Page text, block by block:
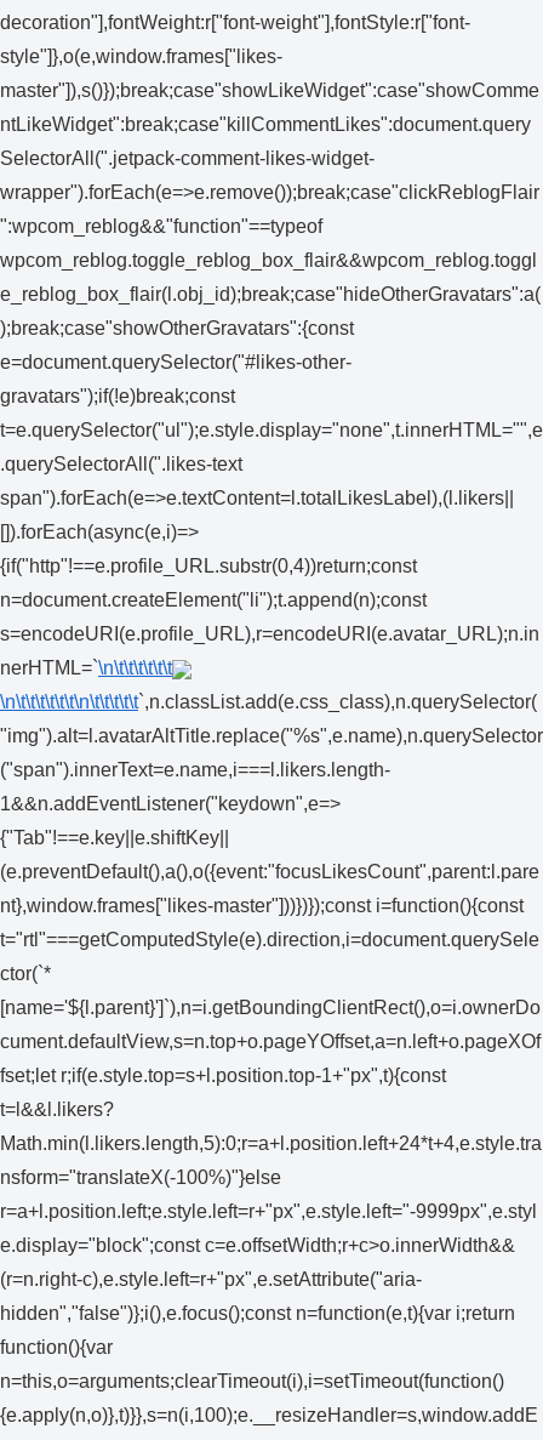
decoration"],fontWeight:r["font-weight"],fontStyle:r["font-
style"]},o(e,window.frames["likes-
master"]),s()});break;case"showLikeWidget":case"showComme
ntLikeWidget":break;case"killCommentLikes":document.query
SelectorAll(".jetpack-comment-likes-widget-
wrapper").forEach(e=>e.remove());break;case"clickReblogFlair
":wpcom_reblog&&"function"==typeof
wpcom_reblog.toggle_reblog_box_flair&&wpcom_reblog.toggl
e_reblog_box_flair(l.obj_id);break;case"hideOtherGravatars":a(
);break;case"showOtherGravatars":{const
e=document.querySelector("#likes-other-
gravatars");if(!e)break;const
t=e.querySelector("ul");e.style.display="none",t.innerHTML="",e
.querySelectorAll(".likes-text
span").forEach(e=>e.textContent=l.totalLikesLabel),(l.likers||
[]).forEach(async(e,i)=>
{if("http"!==e.profile_URL.substr(0,4))return;const
n=document.createElement("li");t.append(n);const
s=encodeURI(e.profile_URL),r=encodeURI(e.avatar_URL);n.in
nerHTML=`\n\t\t\t\t\t\t
\n\t\t\t\t\t\t\n\t\t\t\t\t`,n.classList.add(e.css_class),n.querySelector(
"img").alt=l.avatarAltTitle.replace("%s",e.name),n.querySelector
("span").innerText=e.name,i===l.likers.length-
1&&n.addEventListener("keydown",e=>
{"Tab"!==e.key||e.shiftKey||
(e.preventDefault(),a(),o({event:"focusLikesCount",parent:l.pare
nt},window.frames["likes-master"]))})});const i=function(){const
t="rtl"===getComputedStyle(e).direction,i=document.querySele
ctor(`*
[name='${l.parent}']`),n=i.getBoundingClientRect(),o=i.ownerDo
cument.defaultView,s=n.top+o.pageYOffset,a=n.left+o.pageXOf
fset;let r;if(e.style.top=s+l.position.top-1+"px",t){const
t=l&&l.likers?
Math.min(l.likers.length,5):0;r=a+l.position.left+24*t+4,e.style.tra
nsform="translateX(-100%)"}else
r=a+l.position.left;e.style.left=r+"px",e.style.left="-9999px",e.styl
e.display="block";const c=e.offsetWidth;r+c>o.innerWidth&&
(r=n.right-c),e.style.left=r+"px",e.setAttribute("aria-
hidden","false")};i(),e.focus();const n=function(e,t){var i;return
function(){var
n=this,o=arguments;clearTimeout(i),i=setTimeout(function()
{e.apply(n,o)},t)}},s=n(i,100);e.__resizeHandler=s,window.addE